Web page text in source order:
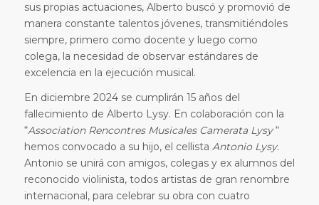
sus propias actuaciones, Alberto buscó y promovió de
manera constante talentos jóvenes, transmitiéndoles
siempre, primero como docente y luego como
colega, la necesidad de observar estándares de
excelencia en la ejecución musical.
En diciembre 2024 se cumplirán 15 años del
fallecimiento de Alberto Lysy. En colaboración con la
“Association Rencontres Musicales Camerata Lysy“
hemos convocado a su hijo, el cellista Antonio Lysy.
Antonio se unirá con amigos, colegas y ex alumnos del
reconocido violinista, todos artistas de gran renombre
internacional, para celebrar su obra con cuatro